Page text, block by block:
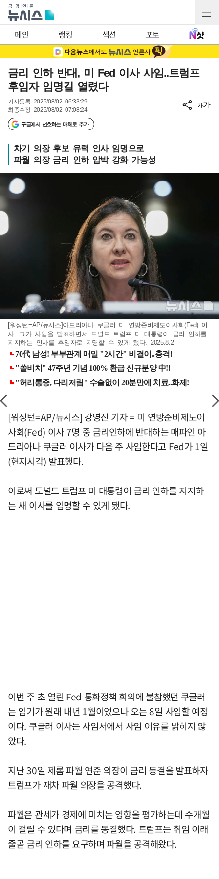
메인 랭킹 섹션 포토
금리 인하 반대, 미 Fed 이사 사임..트럼프
후임자 임명길 열렸다
기사등록 2025/08/02 06:33:29
최종수정 2025/08/02 07:08:24
구글에서 선호하는 매체로 추가
가가
차기 의장 후보 유력 인사 임명으로
파월 의장 금리 인하 압박 강화 가능성
[워싱턴=AP/뉴시스]아드리아나 쿠글러 미 연방준비제도이사회(Fed) 이
사. 그가 사임을 발표하면서 도널드 트럼프 미 대통령이 금리 인하를
지지하는 인사를 후임자로 지명할 수 있게 됐다. 2025.8.2.
[워싱턴=AP/뉴시스] 강영진 기자 = 미 연방준비제도이
사회(Fed) 이사 7명 중 금리인하에 반대하는 매파인 아
드리아나 쿠글러 이사가 다음 주 사임한다고 Fed가 1일
(현지시각) 발표했다.
이로써 도널드 트럼프 미 대통령이 금리 인하를 지지하
는 새 이사를 임명할 수 있게 됐다.
이번 주 초 열린 Fed 통화정책 회의에 불참했던 쿠글러
는 임기가 원래 내년 1월이었으나 오는 8일 사임할 예정
이다. 쿠글러 이사는 사임서에서 사임 이유를 밝히지 않
았다.
지난 30일 제롬 파월 연준 의장이 금리 동결을 발표하자
트럼프가 재차 파월 의장을 공격했다.
파월은 관세가 경제에 미치는 영향을 평가하는데 수개월
이 걸릴 수 있다며 금리를 동결했다. 트럼프는 취임 이래
줄곧 금리 인하를 요구하며 파월을 공격해왔다.